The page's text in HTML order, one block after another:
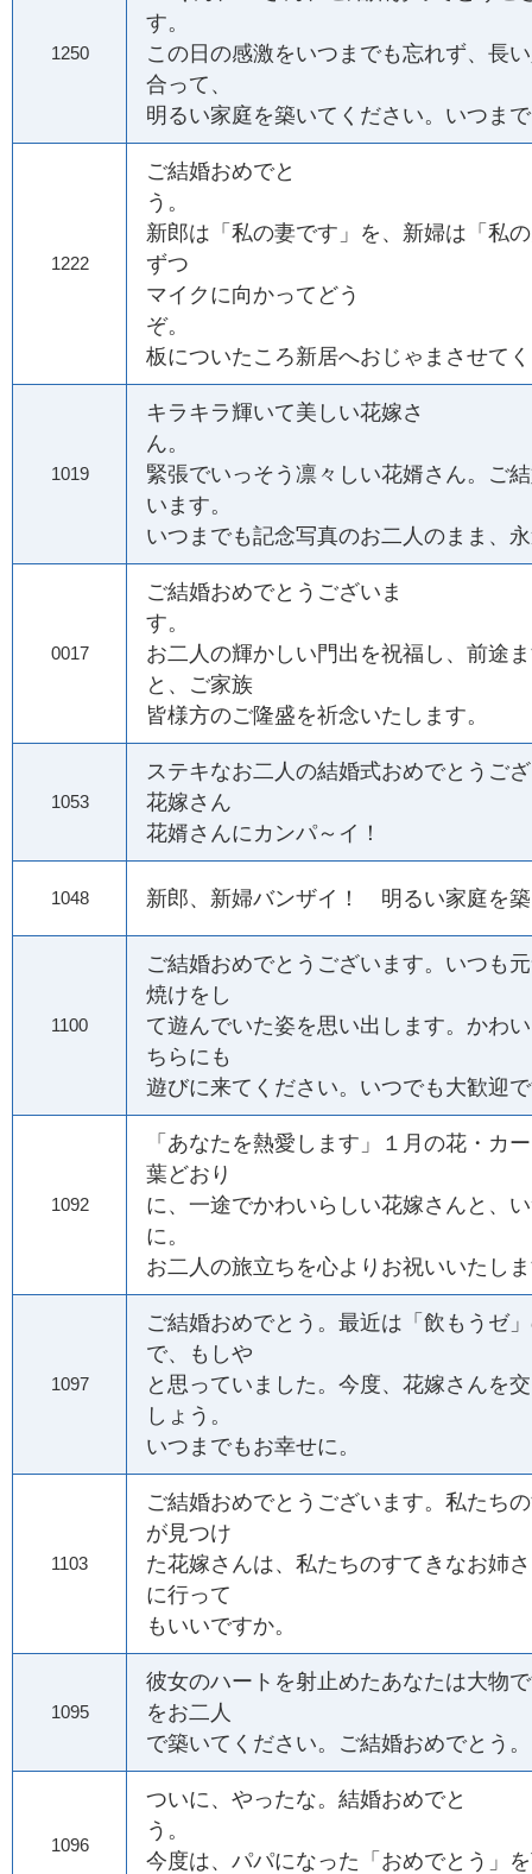
1250
す。
この日の感激をいつまでも忘れず、長
合って、
明るい家庭を築いてください。いつま
1222
ご結婚おめでと
う
新郎は「私の妻です」を、新婦は「私
ずつ
マイクに向かってどう
ぞ
板についたころ新居へおじゃまさせて
1019
キラキラ輝いて美しい花嫁さ
ん。
緊張でいっそう凛々しい花婿さん。ご
います。
いつまでも記念写真のお二人のまま、
0017
ご結婚おめでとうございま
す。
お二人の輝かしい門出を祝福し、前途
と、ご家族
皆様方のご隆盛を祈念いたします。
1053
ステキなお二人の結婚式おめでとうご
花嫁さん
花婿さんにカンパ～イ！
1048 新郎、新婦バンザイ！ 明るい家庭を
1100
ご結婚おめでとうございます。いつも
焼けをし
て遊んでいた姿を思い出します。かわ
ちらにも
遊びに来てください。いつでも大歓迎
1092
「あなたを熱愛します」１月の花・カ
葉どおり
に、一途でかわいらしい花嫁さんと、
に。
お二人の旅立ちを心よりお祝いいたし
1097
ご結婚おめでとう。最近は「飲もうゼ
で、もしや
と思っていました。今度、花嫁さんを
しょう。
いつまでもお幸せに。
1103
ご結婚おめでとうございます。私たち
が見つけ
た花嫁さんは、私たちのすてきなお姉
に行って
もいいですか。
1095
彼女のハートを射止めたあなたは大物
をお二人
で築いてください。ご結婚おめでとう。
1096
ついに、やったな。結婚おめでと
う。
今度は、パパになった「おめでとう」